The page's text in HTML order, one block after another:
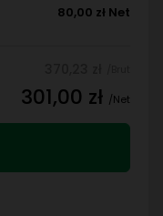
80,00 zł Net
301,00 zł /Net